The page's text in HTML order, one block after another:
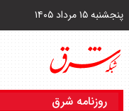
پنجشنبه ۱۵ مرداد ۱۴۰۵
روزنامه شرق